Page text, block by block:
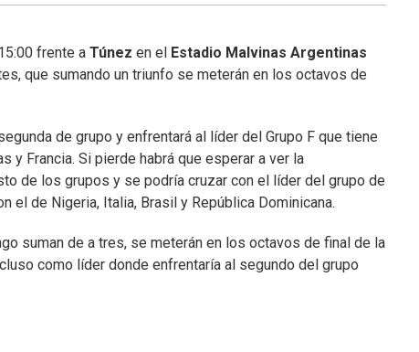
frente a Túnez en el
Estadio Malvinas Argentinas
que sumando un triunfo se meterán en los octavos de
de grupo y enfrentará al líder del Grupo F que tiene
y Francia. Si pierde habrá que esperar a ver la
de los grupos y se podría cruzar con el líder del grupo de
el de Nigeria, Italia, Brasil y República Dominicana.
suman de a tres, se meterán en los octavos de final de la
como líder donde enfrentaría al segundo del grupo